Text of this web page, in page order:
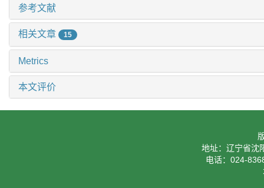
参考文献
相关文章 15
Metrics
本文评价
地址：辽宁省沈
电话：024-